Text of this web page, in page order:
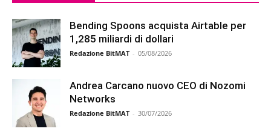
Bending Spoons acquista Airtable per
1,285 miliardi di dollari
Redazione BitMAT - 05/08/2026
Andrea Carcano nuovo CEO di Nozomi
Networks
Redazione BitMAT - 30/07/2026